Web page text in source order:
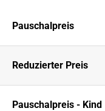
Pauschalpreis
Reduzierter Preis
Pauschalpreis - Kind